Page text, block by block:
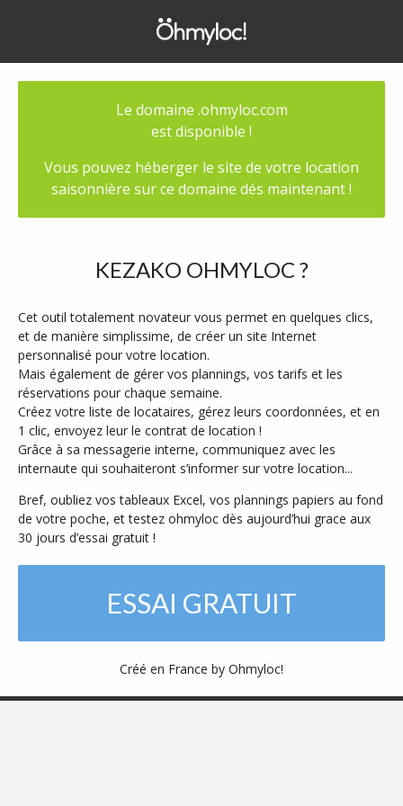
Le domaine .ohmyloc.com
est disponible !
Vous pouvez héberger le site de votre location
saisonnière sur ce domaine dés maintenant !
KEZAKO OHMYLOC ?
Cet outil totalement novateur vous permet en quelques clics,
et de manière simplissime, de créer un site Internet
personnalisé pour votre location.
Mais également de gérer vos plannings, vos tarifs et les
réservations pour chaque semaine.
Créez votre liste de locataires, gérez leurs coordonnées, et en
1 clic, envoyez leur le contrat de location !
Grâce à sa messagerie interne, communiquez avec les
internaute qui souhaiteront s’informer sur votre location...
Bref, oubliez vos tableaux Excel, vos plannings papiers au fond
de votre poche, et testez ohmyloc dès aujourd’hui grace aux
30 jours d’essai gratuit !
ESSAI GRATUIT
Créé en France by Ohmyloc!